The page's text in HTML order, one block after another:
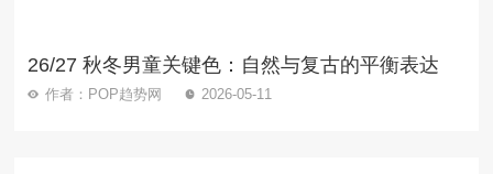
26/27 秋冬男童关键色：自然与复古的平衡表达
作者：POP趋势网 2026-05-11